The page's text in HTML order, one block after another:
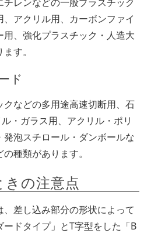
アクリル用、カーボンファイ
、強化プラスチック・人造大
す。
ド
などの多用途高速切断用、石
・ガラス用、アクリル・ポリ
泡スチロール・ダンボールな
種類があります。
の注意点
差し込み部分の形状によって
ドタイプ」とT字型をした「B